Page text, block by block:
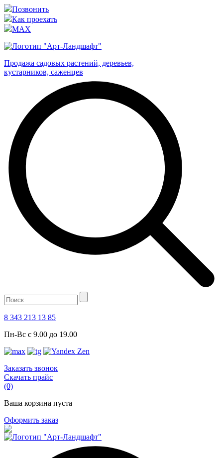
Позвонить
Как проехать
MAX
Продажа садовых растений, деревьев,
кустарников, саженцев
8 343 213 13 85
Пн-Вс с 9.00 до 19.00
Заказать звонок
Скачать прайс
(0)
Ваша корзина пуста
Оформить заказ